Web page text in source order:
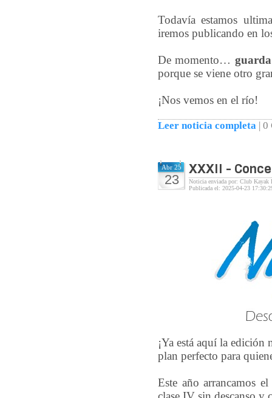
Todavía estamos
iremos publicando en
De momento…
porque se viene otro
¡Nos vemos en el río!
Leer noticia completa | 0
Abr 25
23
XXXII -
Noticia enviada por: Club Kayak
Publicada el: 2025-04-23
¡Ya está aquí la
plan perfecto para
Este año arrancamos el